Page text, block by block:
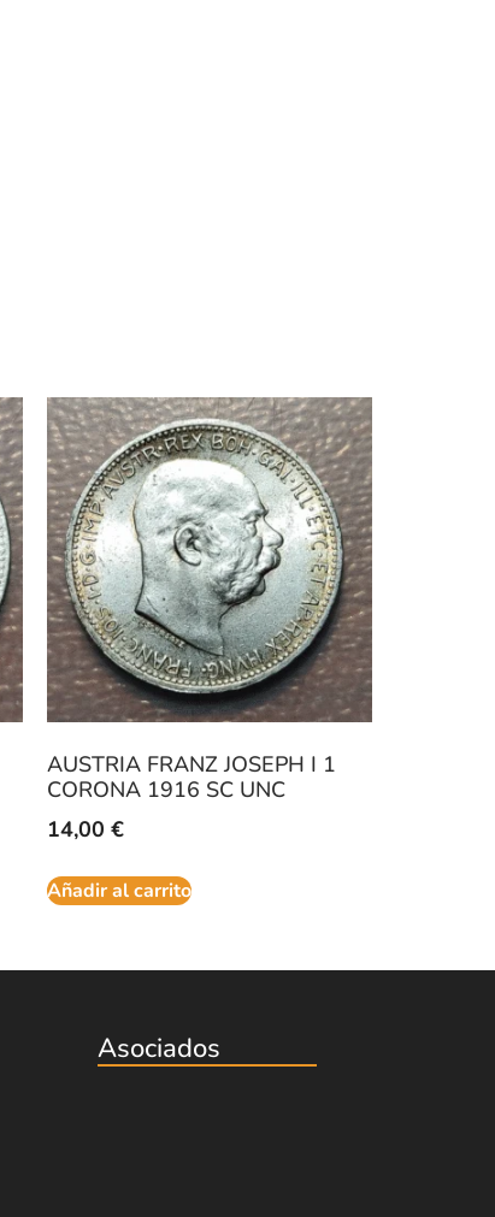
AUSTRIA FRANZ JOSEPH I 1
CORONA 1916 SC UNC
14,00 €
Añadir al carrito
Asociados